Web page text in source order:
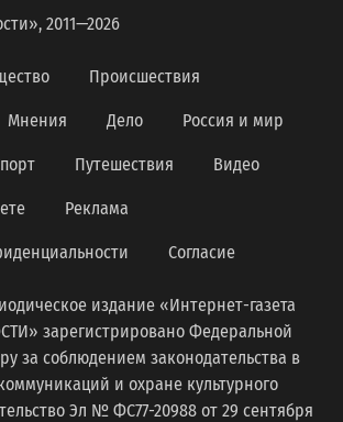
2011—2026
Происшествия
Мнения Дело Россия и мир
Путешествия Видео
Реклама
Согласие
издание «Интернет-газета
зарегистрировано Федеральной
за соблюдением законодательства в
и охране культурного
Эл № ФС77-20988 от 29 сентября